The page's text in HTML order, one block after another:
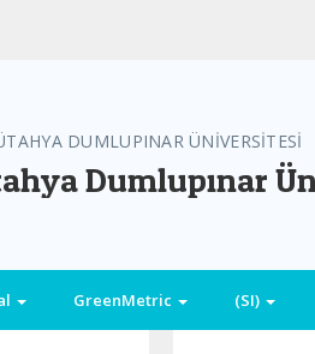
DUMLUPINAR ÜNİVERSİTESİ
Dumlupınar
GreenMetric (SI)